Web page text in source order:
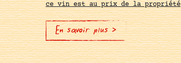
ce vin est au prix de la propriété
En savoir plus >